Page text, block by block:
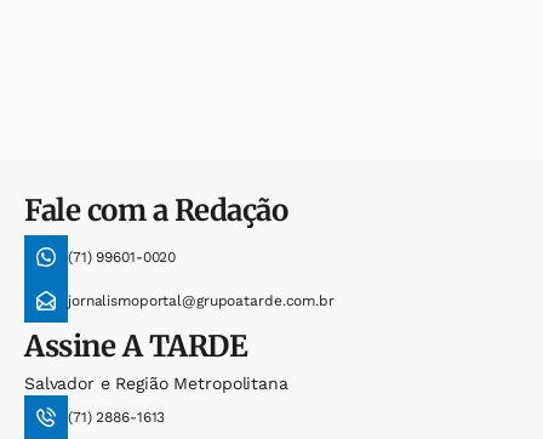
Fale com a Redação
(71) 99601-0020
jornalismoportal@grupoatarde.com.br
AssineA TARDE
Salvador e Região Metropolitana
(71) 2886-1613